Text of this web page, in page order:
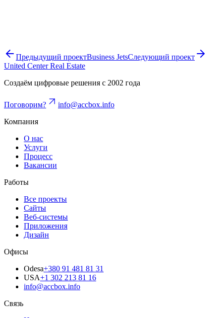
Предыдущий проектBusiness JetsСледующий проект
United Center Real Estate
Создаём цифровые решения с 2002 года
Поговорим?
info@accbox.info
Компания
О нас
Услуги
Процесс
Вакансии
Работы
Все проекты
Сайты
Веб-системы
Приложения
Дизайн
Офисы
Odesa+380 91 481 81 31
USA+1 302 213 81 16
info@accbox.info
Связь